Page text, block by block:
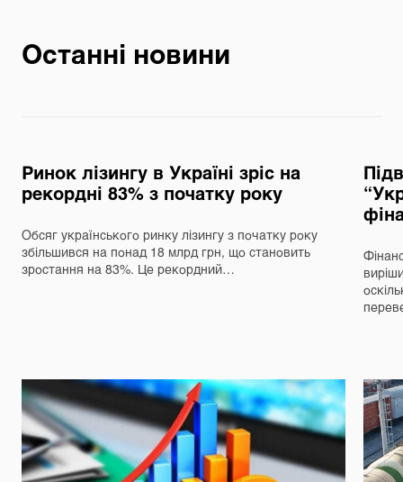
Останні новини
Ринок лізингу в Україні зріс на
рекордні 83% з початку року
Обсяг українського ринку лізингу з початку року
збільшився на понад 18 млрд грн, що становить
зростання на 83%. Це рекордний…